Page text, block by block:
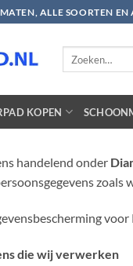
ALLE SOORTEN EN
KOPEN
handelend onder
zoals
die wij verwerken